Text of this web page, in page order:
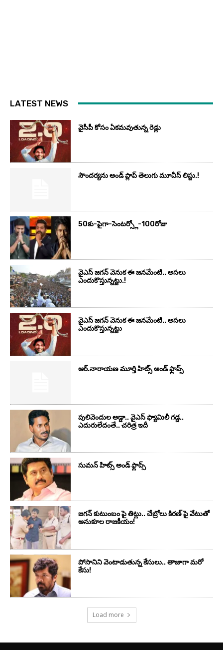
LATEST NEWS
వైసీపీ కోసం ఏక‌మ‌వుతున్న రెడ్లు
సౌందర్యను అండ్‌ ప్లాప్‌ తెలుగు మూవీస్‌ లిస్టు.!
50కు-పైగా-సెంటర్స్లో-100రోజు
వైఎస్‌ జగన్‌ వెనుక ఈ జనమేంటి.. అసలు
ఎందుకొస్తున్నట్టు.!
వైఎస్‌ జగన్‌ వెనుక ఈ జనమేంటి.. అసలు
ఎందుకొస్తున్నట్టు
ఆర్‌.నారాయ‌ణ మూర్తి హిట్స్ అండ్ ఫ్లాప్స్‌
పులివెందుల అడ్డా.. వైఎస్ ఫ్యామిలీ గడ్డ..
ఎదురులేదంతే.. చరిత్ర ఇదీ
సుమ‌న్ హిట్స్ అండ్ ఫ్లాప్స్‌
జగన్ కుటుంబం పై తిట్లు.. చేబ్రోలు కిరణ్ పై వేటుతో
అనుకూల రాజకీయం!
పోసానిని వెంటాడుతున్న కేసులు.. తాజాగా మరో
కేసు!
Load more